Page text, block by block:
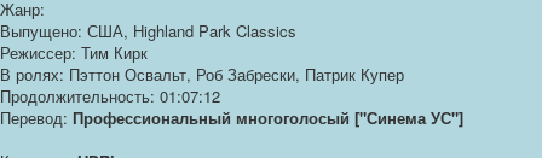
Жанр:
Выпущено: США, Highland Park Classics
Режиссер: Тим Кирк
В ролях: Пэттон Освальт, Роб Забрески, Патрик Купер
Продолжительность: 01:07:12
Перевод: Профессиональный многоголосый ["Синема УС"]